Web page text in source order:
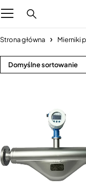
Strona główna Mierniki
Domyślne sortowanie